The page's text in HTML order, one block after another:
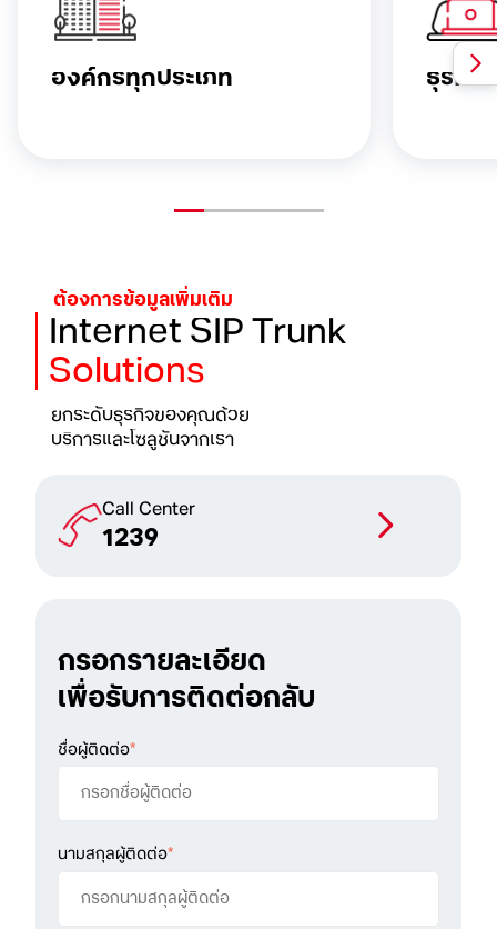
องค์กรทุกประเภท ธุรกิจ
ต้องการข้อมูลเพิ่มเติม
InternetSIP Trunk
Solutions
ยกระดับธุรกิจของคุณด้วย
บริการและโซลูชันจากเรา
Call Center
1239
กรอกรายละเอียด
เพื่อรับการติดต่อกลับ
ชื่อผู้ติดต่อ*
นามสกุลผู้ติดต่อ*